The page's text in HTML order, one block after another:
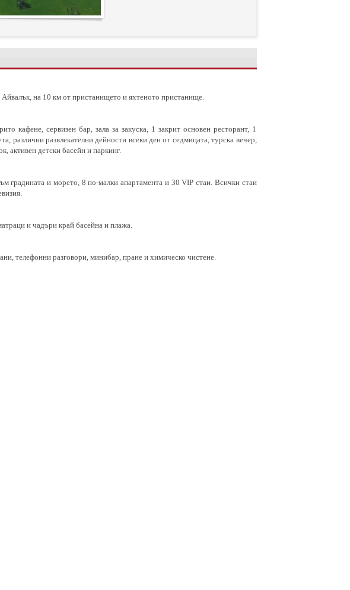
на 10 км от пристанището и яхтеното пристанище.
кафене, сервизен бар, зала за закуска, 1 закрит основен ресторант, 1
различни развлекателни дейности всеки ден от седмицата, турска вечер,
активен детски басейн и паркинг.
градината и морето, 8 по-малки апартамента и 30 VIP стаи. Всички стаи
и чадъри край басейна и плажа.
телефонни разговори, минибар, пране и химическо чистене.